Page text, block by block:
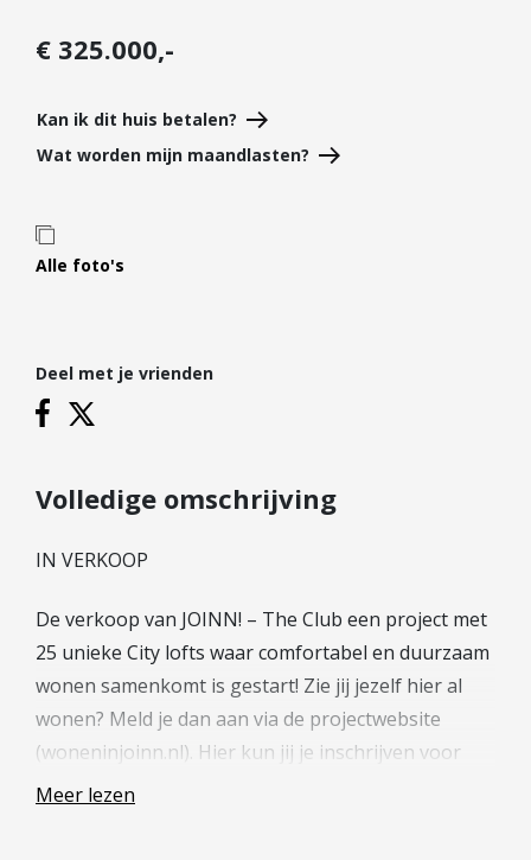
Verzekeren
Nieuwbouw
Projectontwikkelaars
Hypotheken
Hypotheekadvies
Starterslening
Financiële check
Duurzame hypotheek
Leer ons kennen
Over Ons
Ons Team
Vacatures
FAQ
€ 325.000,-
Kan ik dit huis betalen?
Wat worden mijn maandlasten?
Alle foto's
Deel met je vrienden
Volledige omschrijving
IN VERKOOP
De verkoop van JOINN! – The Club een project met
25 unieke City lofts waar comfortabel en duurzaam
wonen samenkomt is gestart! Zie jij jezelf hier al
wonen? Meld je dan aan via de projectwebsite
(woneninjoinn.nl). Hier kun jij je inschrijven voor
jouw favoriete bouwnummers, tevens tref je hier
Meer lezen